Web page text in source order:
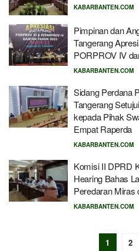
KABARBANTEN.COM
Pimpinan dan
Tangerang
PORPROV IV
KABARBANTEN.COM
Sidang Perdana
Tangerang
kepada Pihak
Empat Raperda
KABARBANTEN.COM
Komisi II DPRD
Hearing Bahas
Peredaran Miras
KABARBANTEN.COM
1 2